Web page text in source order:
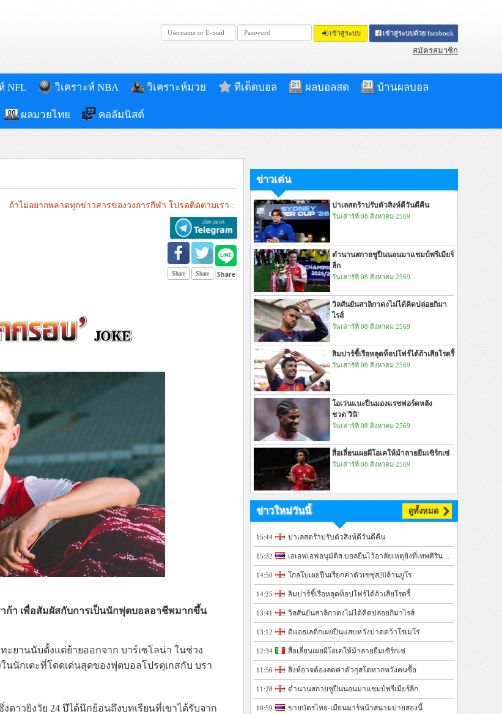
เข้าสู่ระบบ เข้าสู่ระบบด้วย facebook
สมัครสมาชิก
NFL วิเคราะห์ NBA วิเคราะห์มวย ทีเด็ดบอล ผลบอลสด บ้านผลบอล
ผลมวยไทย คอลัมนิสต์
ถ้าไม่อยากพลาดทุกข่าวสารของวงการกีฬา โปรดติดตามเรา :
Share Share
ก้า เพื่อสัมผัสกับการเป็นนักฟุตบอลอาชีพมากขึ้น
ะยานนับตั้งแต่ย้ายออกจาก บาร์เซโลน่า ในช่วง
นนักเตะที่โดดเด่นสุดของฟุตบอลโปรตุเกสกับ บรา
าวยิงวัย 24 ปีได้นึกย้อนถึงบทเรียนที่เขาได้รับจาก
ข่าวเด่น
ปาเลสตร้าปรับตัวสิงห์ดีวันดีคืน
วันเสาร์ที่ 08 สิงหาคม 2569
ตำนานสกายชูปืนนอนมาแชมป์พรีเมียร์
ลีก
วันเสาร์ที่ 08 สิงหาคม 2569
วิลสันยันสาลิกาดงไม่ได้คิดปล่อยกิมา
ไรส์
วันเสาร์ที่ 08 สิงหาคม 2569
ลิมปาร์ชี้เรือหลุดท็อปโฟร์ได้ถ้าเสียโรดรี้
วันเสาร์ที่ 08 สิงหาคม 2569
โอเว่นแนะปืนมองแรชฟอร์ดหลัง
ชวด'วินิ'
วันเสาร์ที่ 08 สิงหาคม 2569
สื่อเลี่ยนเผยผีโอเคให้ม้าลายยืมเซิร์กเซ่
วันเสาร์ที่ 08 สิงหาคม 2569
ข่าวใหม่วันนี้ ดูทั้งหมด
15:44 ปาเลสตร้าปรับตัวสิงห์ดีวันดีคืน
15:32 เอเอฟเอฟอนุมัติส.บอลยืนไว้อาลัยเหตุยิงที่เทพศิรินทร์นนฯ
14:50 โกลโบเผยปืนเรียกค่าตัวเชซุส20ล้านยูโร
14:25 ลิมปาร์ชี้เรือหลุดท็อปโฟร์ได้ถ้าเสียโรดรี้
13:41 วิลสันยันสาลิกาดงไม่ได้คิดปล่อยกิมาไรส์
13:12 ดิแอธเลติกเผยปืนแสบหวังปาดคว้าโรเมโร่
12:34 สื่อเลี่ยนเผยผีโอเคให้ม้าลายยืมเซิร์กเซ่
11:56 สิงห์อาจต้องลดค่าตัวกุสโตหากหวังคนซื้อ
11:28 ตำนานสกายชูปืนนอนมาแชมป์พรีเมียร์ลีก
10:59 ขายบัตรไทย-เมียนมาร์หน้าสนามบ่ายสองนี้